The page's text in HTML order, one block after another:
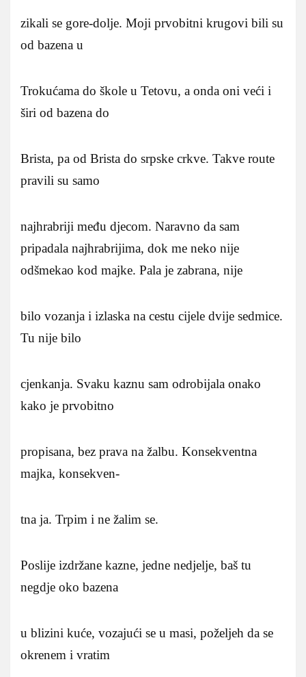
zikali se gore-dolje. Moji prvobitni krugovi bili su
od bazena u
Trokućama do škole u Tetovu, a onda oni veći i
širi od bazena do
Brista, pa od Brista do srpske crkve. Takve route
pravili su samo
najhrabriji među djecom. Naravno da sam
pripadala najhrabrijima, dok me neko nije
odšmekao kod majke. Pala je zabrana, nije
bilo vozanja i izlaska na cestu cijele dvije sedmice.
Tu nije bilo
cjenkanja. Svaku kaznu sam odrobijala onako
kako je prvobitno
propisana, bez prava na žalbu. Konsekventna
majka, konsekven-
tna ja. Trpim i ne žalim se.
Poslije izdržane kazne, jedne nedjelje, baš tu
negdje oko bazena
u blizini kuće, vozajući se u masi, poželjeh da se
okrenem i vratim